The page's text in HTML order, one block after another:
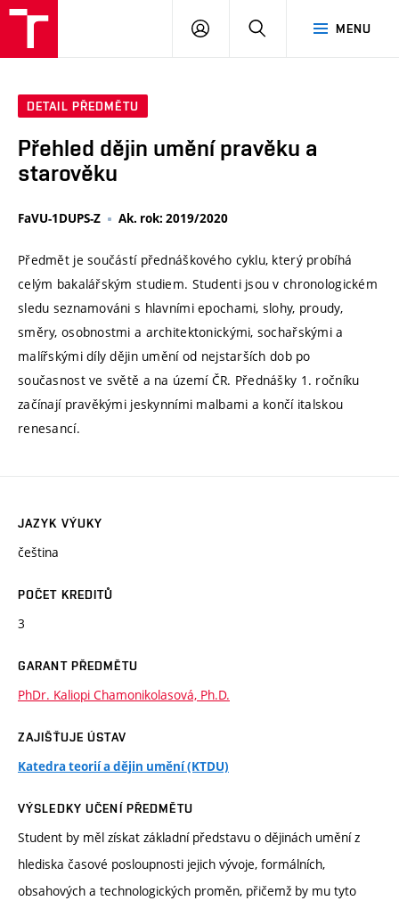
MENU
PŘIHLÁSIT
DETAIL PŘEDMĚTU
Přehled dějin umění pravěku a
starověku
FaVU-1DUPS-Z Ak. rok: 2019/2020
Předmět je součástí přednáškového cyklu, který probíhá
celým bakalářským studiem. Studenti jsou v chronologickém
sledu seznamováni s hlavními epochami, slohy, proudy,
směry, osobnostmi a architektonickými, sochařskými a
malířskými díly dějin umění od nejstarších dob po
současnost ve světě a na území ČR. Přednášky 1. ročníku
začínají pravěkými jeskynními malbami a končí italskou
renesancí.
JAZYK VÝUKY
čeština
POČET KREDITŮ
3
GARANT PŘEDMĚTU
PhDr. Kaliopi Chamonikolasová, Ph.D.
ZAJIŠŤUJE ÚSTAV
Katedra teorií a dějin umění (KTDU)
VÝSLEDKY UČENÍ PŘEDMĚTU
Student by měl získat základní představu o dějinách umění z
hlediska časové posloupnosti jejich vývoje, formálních,
obsahových a technologických proměn, přičemž by mu tyto